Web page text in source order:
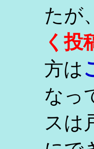
たが、
く投
方は
なっ
スは